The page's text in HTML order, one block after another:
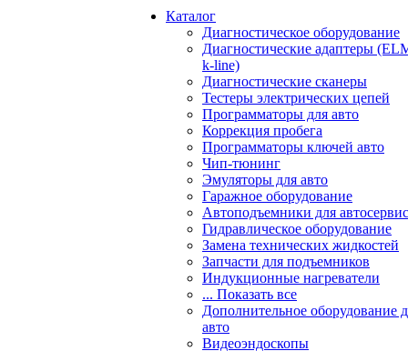
Каталог
Диагностическое оборудование
Диагностические адаптеры
k-line)
Диагностические сканеры
Тестеры электрических цепей
Программаторы для авто
Коррекция пробега
Программаторы ключей авто
Чип-тюнинг
Эмуляторы для авто
Гаражное оборудование
Автоподъемники для
Гидравлическое оборудование
Замена технических жидкостей
Запчасти для подъемников
Индукционные нагреватели
... Показать все
Дополнительное оборудование
авто
Видеоэндоскопы